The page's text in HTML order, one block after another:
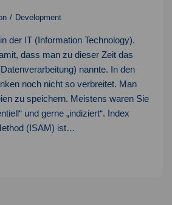
Development
der IT (Information Technology).
dass man zu dieser Zeit das
nannte. In den
noch nicht so verbreitet. Man
zu speichern. Meistens waren Sie
und gerne „indiziert“. Index
(ISAM) ist…